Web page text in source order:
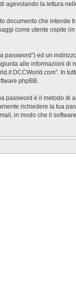
agevolando la lettura
che intende
come utente ospite (in
ed un
alle informazioni
DCCWorld.com”. In
phpBB.
è il metodo di
richiedere la tua
in modo che il